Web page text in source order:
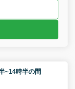
~14時半の間